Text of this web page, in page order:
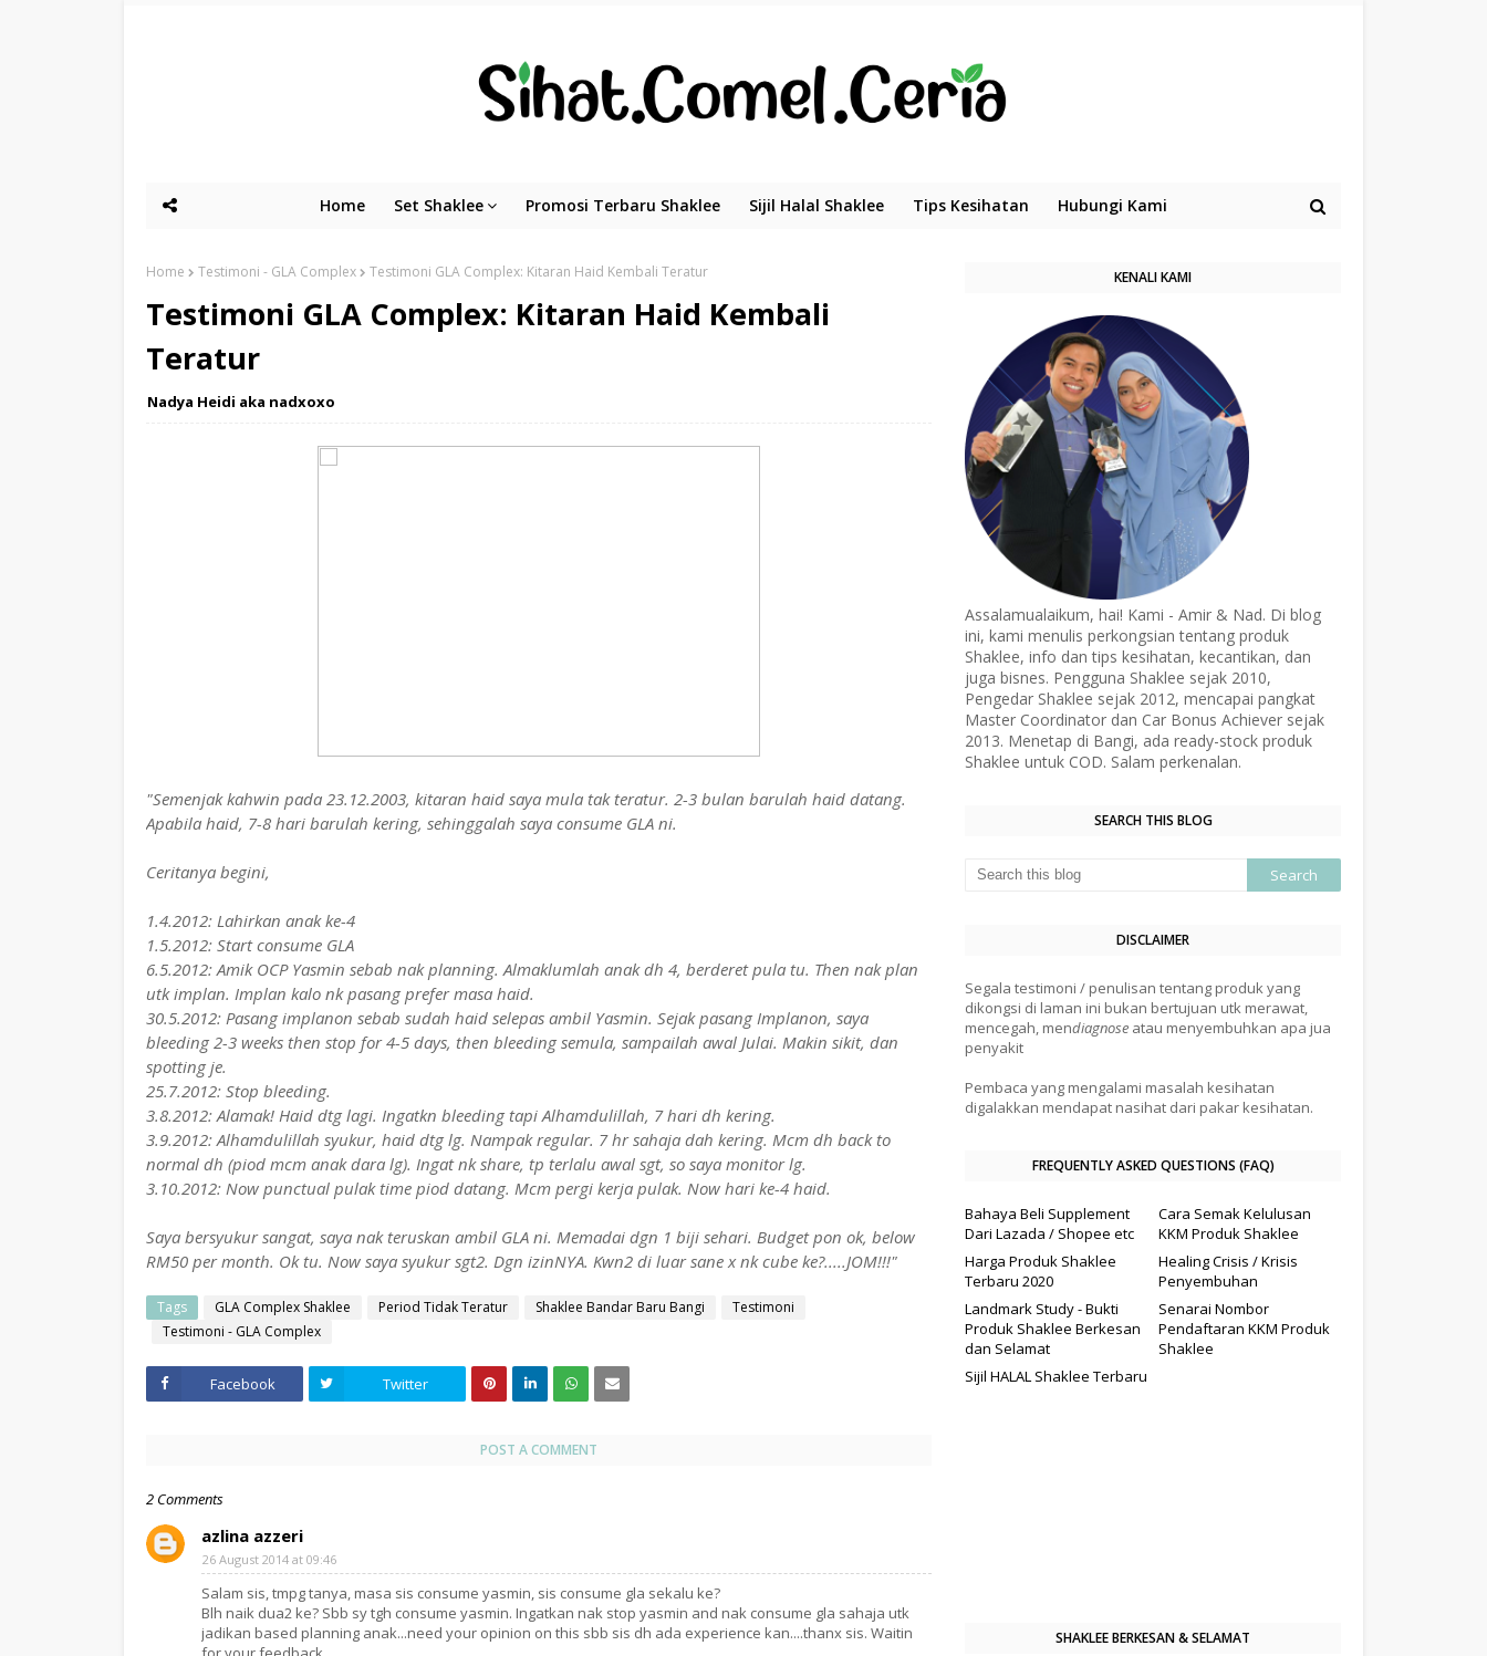
Home Set Shaklee Promosi Terbaru Shaklee Sijil Halal Shaklee Tips Kesihatan Hubungi Kami
Home Testimoni - GLA Complex Testimoni GLA Complex: Kitaran Haid Kembali Teratur
Testimoni GLA Complex: Kitaran Haid Kembali
Teratur
Nadya Heidi aka nadxoxo
"Semenjak kahwin pada 23.12.2003, kitaran haid saya mula tak teratur. 2-3 bulan barulah haid datang.
Apabila haid, 7-8 hari barulah kering, sehinggalah saya consume GLA ni.
Ceritanya begini,
1.4.2012: Lahirkan anak ke-4
1.5.2012: Start consume GLA
6.5.2012: Amik OCP Yasmin sebab nak planning. Almaklumlah anak dh 4, berderet pula tu. Then nak plan
utk implan. Implan kalo nk pasang prefer masa haid.
30.5.2012: Pasang implanon sebab sudah haid selepas ambil Yasmin. Sejak pasang Implanon, saya
bleeding 2-3 weeks then stop for 4-5 days, then bleeding semula, sampailah awal Julai. Makin sikit, dan
spotting je.
25.7.2012: Stop bleeding.
3.8.2012: Alamak! Haid dtg lagi. Ingatkn bleeding tapi Alhamdulillah, 7 hari dh kering.
3.9.2012: Alhamdulillah syukur, haid dtg lg. Nampak regular. 7 hr sahaja dah kering. Mcm dh back to
normal dh (piod mcm anak dara lg). Ingat nk share, tp terlalu awal sgt, so saya monitor lg.
3.10.2012: Now punctual pulak time piod datang. Mcm pergi kerja pulak. Now hari ke-4 haid.
Saya bersyukur sangat, saya nak teruskan ambil GLA ni. Memadai dgn 1 biji sehari. Budget pon ok, below
RM50 per month. Ok tu. Now saya syukur sgt2. Dgn izinNYA. Kwn2 di luar sane x nk cube ke?.....JOM!!!"
Tags GLA Complex Shaklee Period Tidak Teratur Shaklee Bandar Baru Bangi
Testimoni
Testimoni - GLA Complex
Facebook Twitter
POST A COMMENT
2 Comments
azlina azzeri
26 August 2014 at 09:46
Salam sis, tmpg tanya, masa sis consume yasmin, sis consume gla sekalu ke?
Blh naik dua2 ke? Sbb sy tgh consume yasmin. Ingatkan nak stop yasmin and nak consume gla sahaja utk
jadikan based planning anak...need your opinion on this sbb sis dh ada experience kan....thanx sis. Waitin
KENALI KAMI
Assalamualaikum, hai! Kami - Amir & Nad. Di blog
ini, kami menulis perkongsian tentang produk
Shaklee, info dan tips kesihatan, kecantikan, dan
juga bisnes. Pengguna Shaklee sejak 2010,
Pengedar Shaklee sejak 2012, mencapai pangkat
Master Coordinator dan Car Bonus Achiever sejak
2013. Menetap di Bangi, ada ready-stock produk
Shaklee untuk COD. Salam perkenalan.
SEARCH THIS BLOG
DISCLAIMER
Segala testimoni / penulisan tentang produk yang
dikongsi di laman ini bukan bertujuan utk merawat,
mencegah, mendiagnose atau menyembuhkan apa jua
penyakit
Pembaca yang mengalami masalah kesihatan
digalakkan mendapat nasihat dari pakar kesihatan.
FREQUENTLY ASKED QUESTIONS (FAQ)
Bahaya Beli Supplement
Dari Lazada / Shopee etc
Cara Semak Kelulusan
KKM Produk Shaklee
Harga Produk Shaklee
Terbaru 2020
Healing Crisis / Krisis
Penyembuhan
Landmark Study - Bukti
Produk Shaklee Berkesan
dan Selamat
Senarai Nombor
Pendaftaran KKM Produk
Shaklee
Sijil HALAL Shaklee Terbaru
SHAKLEE BERKESAN & SELAMAT